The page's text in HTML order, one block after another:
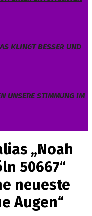
KLINGT BESSER UND
UNSERE STIMMUNG IM
„Noah
50667“
neueste
Augen“